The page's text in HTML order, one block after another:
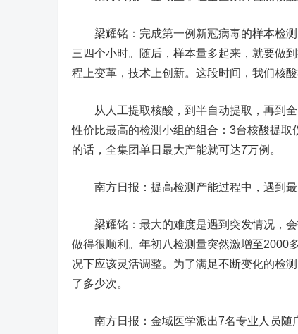
梁耀铭：完成第一例新冠病毒的样本检测
三四个小时。随后，样本量多起来，就要做
程上变革，技术上创新。这段时间，我们核
从人工提取核酸，到半自动提取，再到全
性价比最高的检测小组的组合：3台核酸提
的话，全集团单日最大产能就可达7万例。
南方日报：提高检测产能过程中，遇到最
梁耀铭：最大的难度是遇到突发情况，会
做得很顺利。年初八检测量突然激增至2000
况下应该灵活调整。为了满足不断变化的检
了多少次。
南方日报：金域医学派出7名专业人员随